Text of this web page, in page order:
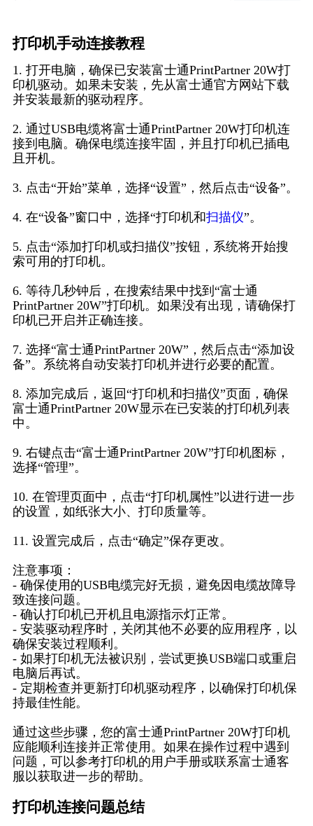
打印机手动连接教程
1. 打开电脑，确保已安装富士通PrintPartner 20W打
印机驱动。如果未安装，先从富士通官方网站下载
并安装最新的驱动程序。
2. 通过USB电缆将富士通PrintPartner 20W打印机连
接到电脑。确保电缆连接牢固，并且打印机已插电
且开机。
3. 点击“开始”菜单，选择“设置”，然后点击“设备”。
4. 在“设备”窗口中，选择“打印机和扫描仪”。
5. 点击“添加打印机或扫描仪”按钮，系统将开始搜
索可用的打印机。
6. 等待几秒钟后，在搜索结果中找到“富士通
PrintPartner 20W”打印机。如果没有出现，请确保打
印机已开启并正确连接。
7. 选择“富士通PrintPartner 20W”，然后点击“添加设
备”。系统将自动安装打印机并进行必要的配置。
8. 添加完成后，返回“打印机和扫描仪”页面，确保
富士通PrintPartner 20W显示在已安装的打印机列表
中。
9. 右键点击“富士通PrintPartner 20W”打印机图标，
选择“管理”。
10. 在管理页面中，点击“打印机属性”以进行进一步
的设置，如纸张大小、打印质量等。
11. 设置完成后，点击“确定”保存更改。
注意事项：
- 确保使用的USB电缆完好无损，避免因电缆故障导
致连接问题。
- 确认打印机已开机且电源指示灯正常。
- 安装驱动程序时，关闭其他不必要的应用程序，以
确保安装过程顺利。
- 如果打印机无法被识别，尝试更换USB端口或重启
电脑后再试。
- 定期检查并更新打印机驱动程序，以确保打印机保
持最佳性能。
通过这些步骤，您的富士通PrintPartner 20W打印机
应能顺利连接并正常使用。如果在操作过程中遇到
问题，可以参考打印机的用户手册或联系富士通客
服以获取进一步的帮助。
打印机连接问题总结